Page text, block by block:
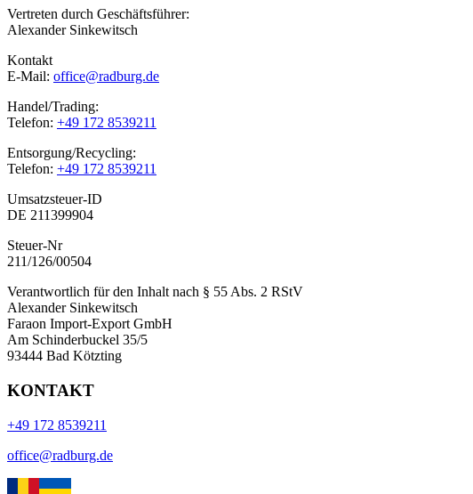
Vertreten durch Geschäftsführer:
Alexander Sinkewitsch
Kontakt
E-Mail: office@radburg.de
Handel/Trading:
Telefon: +49 172 8539211
Entsorgung/Recycling:
Telefon: +49 172 8539211
Umsatzsteuer-ID
DE 211399904
Steuer-Nr
211/126/00504
Verantwortlich für den Inhalt nach § 55 Abs. 2 RStV
Alexander Sinkewitsch
Faraon Import-Export GmbH
Am Schinderbuckel 35/5
93444 Bad Kötzting
KONTAKT
+49 172 8539211
office@radburg.de